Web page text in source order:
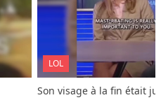
LOL
Son visage à la fin était